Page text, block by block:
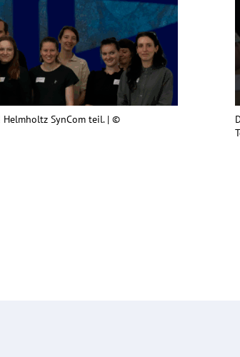
SynCom teil. | ©